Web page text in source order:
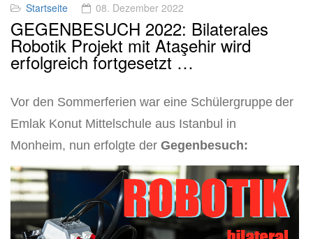
Startseite 08. Dezember 2022
GEGENBESUCH 2022: Bilaterales
Robotik Projekt mit Ataşehir wird
erfolgreich fortgesetzt …
Vor den Sommerferien war eine Schülergruppe der
Emlak Konut Mittelschule aus Istanbul in
Monheim, nun erfolgte der Gegenbesuch: